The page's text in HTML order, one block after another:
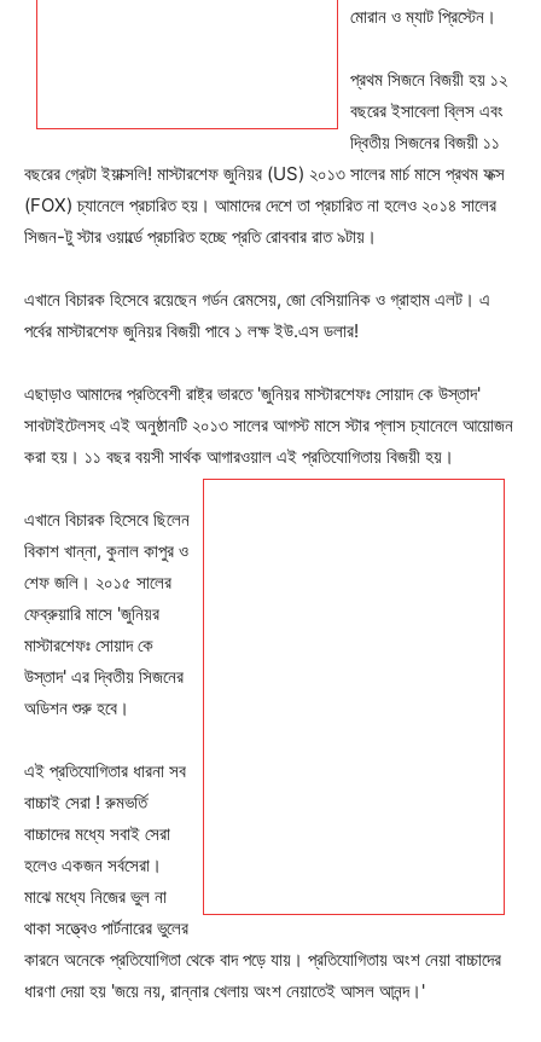
Champs21
Company
Contact us
Subscription Plans
মোরান ও ম্যাট প্রিস্টেন।
প্রথম সিজনে বিজয়ী হয় ১২
বছরের ইসাবেলা ব্লিস এবং
দ্বিতীয় সিজনের বিজয়ী ১১
বছরের গ্রেটা ইয়াক্সলি! মাস্টারশেফ জুনিয়র (US) ২০১৩ সালের মার্চ মাসে প্রথম ফক্স
(FOX) চ্যানেলে প্রচারিত হয়। আমাদের দেশে তা প্রচারিত না হলেও ২০১৪ সালের
সিজন-টু স্টার ওয়ার্ল্ডে প্রচারিত হচ্ছে প্রতি রোববার রাত ৯টায়।
এখানে বিচারক হিসেবে রয়েছেন গর্ডন রেমসেয়, জো বেসিয়ানিক ও গ্রাহাম এলট। এ
পর্বের মাস্টারশেফ জুনিয়র বিজয়ী পাবে ১ লক্ষ ইউ.এস ডলার!
এছাড়াও আমাদের প্রতিবেশী রাষ্ট্র ভারতে 'জুনিয়র মাস্টারশেফঃ সোয়াদ কে উস্তাদ'
সাবটাইটেলসহ এই অনুষ্ঠানটি ২০১৩ সালের আগস্ট মাসে স্টার প্লাস চ্যানেলে আয়োজন
করা হয়। ১১ বছর বয়সী সার্থক আগারওয়াল এই প্রতিযোগিতায় বিজয়ী হয়।
এখানে বিচারক হিসেবে ছিলেন
বিকাশ খান্না, কুনাল কাপুর ও
শেফ জলি। ২০১৫ সালের
ফেব্রুয়ারি মাসে 'জুনিয়র
মাস্টারশেফঃ সোয়াদ কে
উস্তাদ' এর দ্বিতীয় সিজনের
অডিশন শুরু হবে।
এই প্রতিযোগিতার ধারনা সব
বাচ্চাই সেরা ! রুমভর্তি
বাচ্চাদের মধ্যে সবাই সেরা
হলেও একজন সর্বসেরা।
মাঝে মধ্যে নিজের ভুল না
থাকা সত্ত্বেও পার্টনারের ভুলের
কারনে অনেকে প্রতিযোগিতা থেকে বাদ পড়ে যায়। প্রতিযোগিতায় অংশ নেয়া বাচ্চাদের
ধারণা দেয়া হয় 'জয়ে নয়, রান্নার খেলায় অংশ নেয়াতেই আসল আনন্দ।'